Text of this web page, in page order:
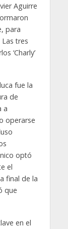
Aguirre
para
tres
‘Charly’
fue la
de
a
operarse
optó
el
final de la
que
en el